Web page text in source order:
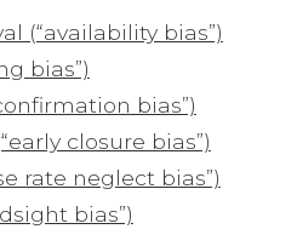
(“availability bias”)
bias”)
bias”)
closure bias”)
rate neglect bias”)
bias”)